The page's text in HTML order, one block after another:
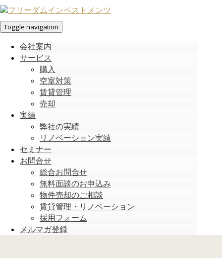
Toggle navigation
会社案内
サービス
購入
空室対策
賃貸管理
売却
実績
弊社の実績
リノベーション実績
セミナー
お問合せ
総合お問合せ
無料面談のお申込み
物件売却のご相談
賃貸管理・リノベーション
採用フォーム
メルマガ登録